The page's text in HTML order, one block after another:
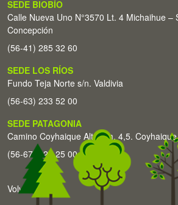
SEDE BIOBÍO
Calle Nueva Uno N°3570 Lt. 4 Michaihue –
Concepción
(56-41) 285 32 60
SEDE LOS RÍOS
Fundo Teja Norte s/n. Valdivia
(56-63) 233 52 00
SEDE PATAGONIA
Camino Coyhaique Alto Km. 4,5. Coyhaique
(56-67) 226 25 00
Volver arriba